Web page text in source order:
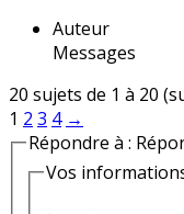
Auteur
Messages
20 sujets de 1 à 20
1 2 3 4 →
Répondre à :
Vos